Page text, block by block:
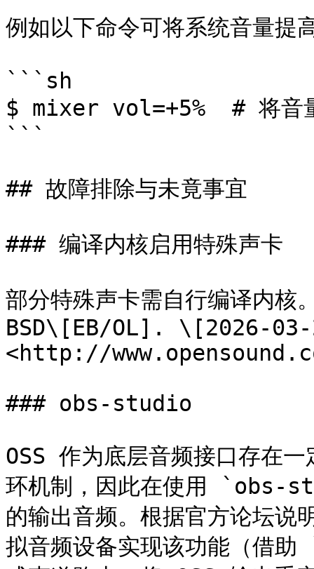
例如以下命令可将系统音量提
```sh
$ mixer vol=+5%  # 将音
```
## 故障排除与未竟事宜
### 编译内核启用特殊声卡
部分特殊声卡需自行编译内
BSD\[EB/OL]. \[2026-
<http://
### obs-studio
OSS 作为底层音频接口存在
环机制，因此在使用 `obs-
的输出音频。根据官方论
拟音频设备实现该功能（